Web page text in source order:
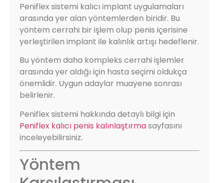
Peniflex sistemi kalıcı implant uygulamaları
arasında yer alan yöntemlerden biridir. Bu
yöntem cerrahi bir işlem olup penis içerisine
yerleştirilen implant ile kalınlık artışı hedeflenir.
Bu yöntem daha kompleks cerrahi işlemler
arasında yer aldığı için hasta seçimi oldukça
önemlidir. Uygun adaylar muayene sonrası
belirlenir.
Peniflex sistemi hakkında detaylı bilgi için
Peniflex kalıcı penis kalınlaştırmasayfasını
inceleyebilirsiniz.
Yöntem